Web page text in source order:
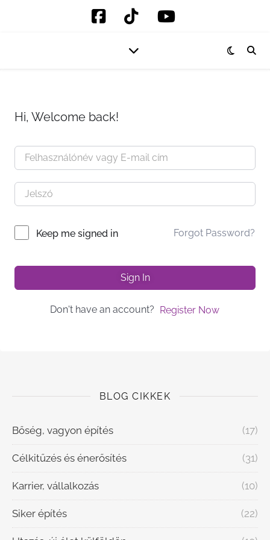
Hi, Welcome back!
Keep me signed in Forgot Password?
Sign In
Don't have an account? Register Now
BLOG CIKKEK
Bőség, vagyon építés (17)
Célkitűzés és énerősítés (31)
Karrier, vállalkozás (10)
Siker építés (22)